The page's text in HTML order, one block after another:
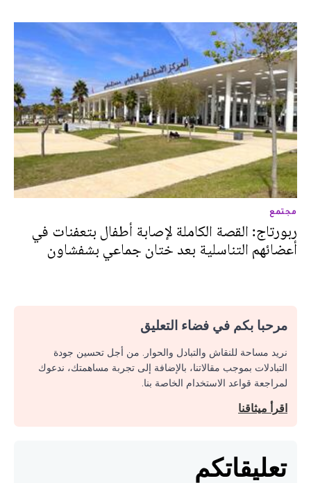
مجتمع
ربورتاج: القصة الكاملة لإصابة أطفال بتعفنات في
أعضائهم التناسلية بعد ختان جماعي بشفشاون
مرحبا بكم في فضاء التعليق
نريد مساحة للنقاش والتبادل والحوار. من أجل تحسين جودة
التبادلات بموجب مقالاتنا، بالإضافة إلى تجربة مساهمتك، ندعوك
لمراجعة قواعد الاستخدام الخاصة بنا.
اقرأ ميثاقنا
تعليقاتكم